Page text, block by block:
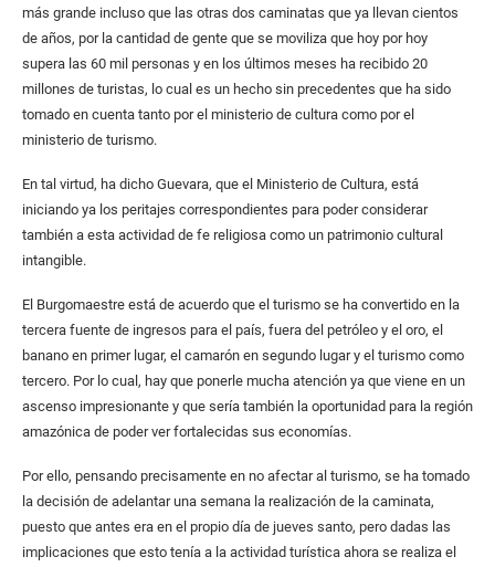
más grande incluso que las otras dos caminatas que ya llevan cientos
de años, por la cantidad de gente que se moviliza que hoy por hoy
supera las 60 mil personas y en los últimos meses ha recibido 20
millones de turistas, lo cual es un hecho sin precedentes que ha sido
tomado en cuenta tanto por el ministerio de cultura como por el
ministerio de turismo.
En tal virtud, ha dicho Guevara, que el Ministerio de Cultura, está
iniciando ya los peritajes correspondientes para poder considerar
también a esta actividad de fe religiosa como un patrimonio cultural
intangible.
El Burgomaestre está de acuerdo que el turismo se ha convertido en la
tercera fuente de ingresos para el país, fuera del petróleo y el oro, el
banano en primer lugar, el camarón en segundo lugar y el turismo como
tercero. Por lo cual, hay que ponerle mucha atención ya que viene en un
ascenso impresionante y que sería también la oportunidad para la región
amazónica de poder ver fortalecidas sus economías.
Por ello, pensando precisamente en no afectar al turismo, se ha tomado
la decisión de adelantar una semana la realización de la caminata,
puesto que antes era en el propio día de jueves santo, pero dadas las
implicaciones que esto tenía a la actividad turística ahora se realiza el